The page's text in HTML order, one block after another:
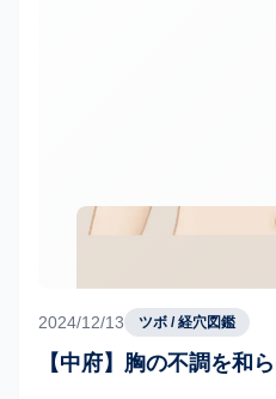
2024/12/13 ツボ / 経穴図鑑
【中府】胸の不調を和